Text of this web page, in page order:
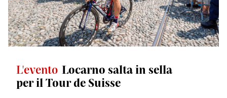
L'evento Locarno salta in sella
per il Tour de Suisse